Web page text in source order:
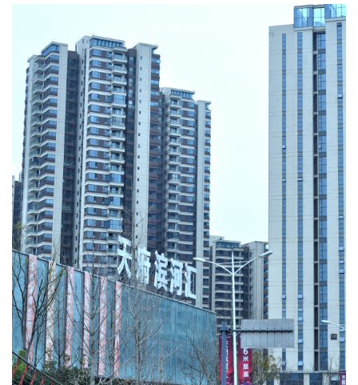
修装饰专业承包二级资质、建筑幕墙专业承包施工
二级资质和钢结构专业承包施工二级资质。